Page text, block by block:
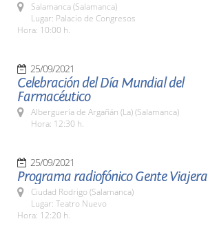
Salamanca (Salamanca)
Lugar: Palacio de Congresos
Hora: 10:00 h.
25/09/2021
Celebración del Día Mundial del
Farmacéutico
Alberguería de Argañán (La) (Salamanca)
Hora: 12:30 h.
25/09/2021
Programa radiofónico Gente Viajera
Ciudad Rodrigo (Salamanca)
Lugar: Teatro Nuevo
Hora: 12:20 h.